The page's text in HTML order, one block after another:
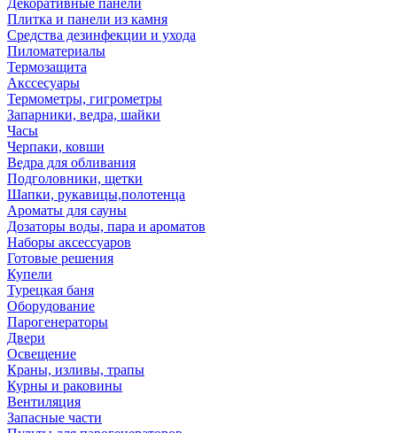
Декоративные панели
Плитка и панели из камня
Средства дезинфекции и ухода
Пиломатериалы
Термозащита
Аксcесуары
Термометры, гигрометры
Запарники, ведра, шайки
Часы
Черпаки, ковши
Ведра для обливания
Подголовники, щетки
Шапки, рукавицы,полотенца
Ароматы для сауны
Дозаторы воды, пара и ароматов
Наборы аксессуаров
Готовые решения
Купели
Турецкая баня
Оборудование
Парогенераторы
Двери
Освещение
Краны, изливы, трапы
Курны и раковины
Вентиляция
Запасные части